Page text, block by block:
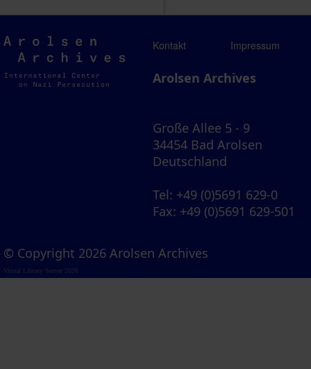
Arolsen
Archives
Kontakt Impressum
Arolsen Archives
Große Allee 5 - 9
34454 Bad Arolsen
Deutschland
Tel: +49 (0)5691 629-0
Fax: +49 (0)5691 629-501
© Copyright 2026 Arolsen Archives
Visual Library Server 2026